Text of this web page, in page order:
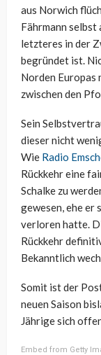
aus Norwich
Fährmann selbst
letzteres in der
begründet ist.
Norden Europas
zwischen den
Sein
dieser nicht
Wie Radio
Rückkehr eine
Schalke zu
gewesen, ehe er
verloren hatte.
Rückkehr
Bekanntlich
Somit ist der
neuen Saison
Jährige sich
Embed from Getty